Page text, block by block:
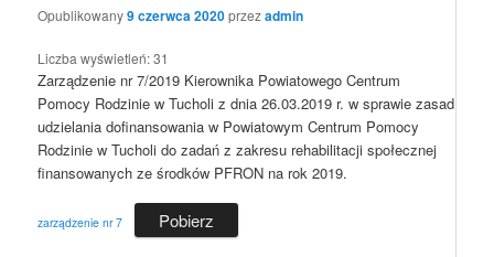
Opublikowany9 czerwca 2020przezadmin
Liczba wyświetleń:31
Zarządzenie nr 7/2019 Kierownika Powiatowego Centrum
Pomocy Rodzinie w Tucholi z dnia 26.03.2019 r. w sprawie zasad
udzielania dofinansowania w Powiatowym Centrum Pomocy
Rodzinie w Tucholi do zadań z zakresu rehabilitacji społecznej
finansowanych ze środków PFRON na rok 2019.
zarządzenie nr 7 Pobierz